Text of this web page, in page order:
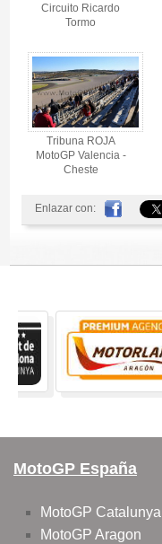
Circuito Ricardo
Tormo
Tribuna ROJA
MotoGP Valencia -
Cheste
Enlazar con:
MotoGP España
MotoGP Catalunya
MotoGP Aragon